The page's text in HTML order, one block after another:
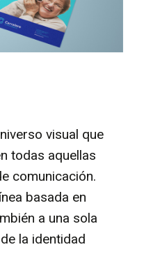
visual que
todas aquellas
comunicación.
basada en
a una sola
la identidad